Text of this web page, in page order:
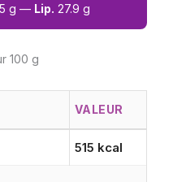
g — Lip. 27.9 g
100 g
VALEUR
515 kcal